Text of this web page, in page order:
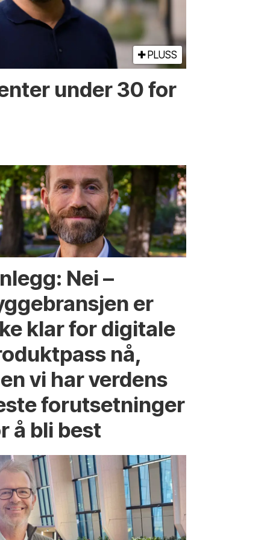
PLUSS
under 30 for
Nei –
er
klar for digitale
nå,
vi har verdens
forutsetninger
å bli best